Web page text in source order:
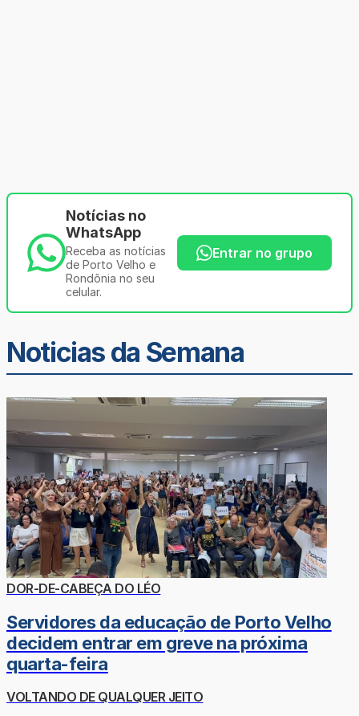
Notícias no
WhatsApp
Receba as notícias
de Porto Velho e
Rondônia no seu
celular.
Entrar no grupo
Noticias da Semana
DOR-DE-CABEÇA DO LÉO
Servidores da educação de Porto Velho
decidem entrar em greve na próxima
quarta-feira
VOLTANDO DE QUALQUER JEITO